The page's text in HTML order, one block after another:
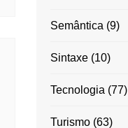
Semântica (9)
Sintaxe(10)
Tecnologia (77)
Turismo(63)